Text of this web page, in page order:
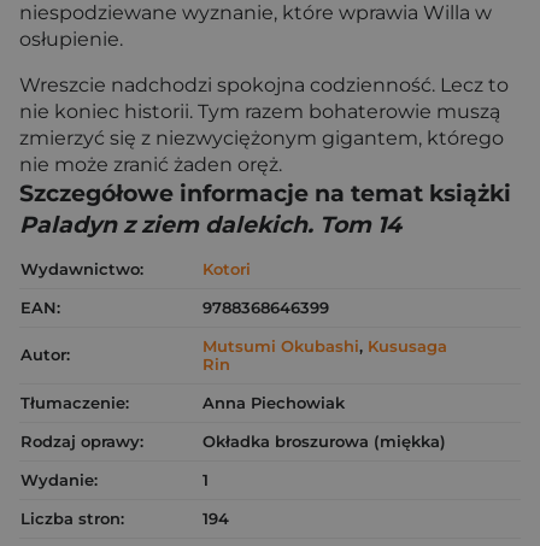
niespodziewane wyznanie, które wprawia Willa w
osłupienie.
Wreszcie nadchodzi spokojna codzienność. Lecz to
nie koniec historii. Tym razem bohaterowie muszą
zmierzyć się z niezwyciężonym gigantem, którego
nie może zranić żaden oręż.
Szczegółowe informacje na temat książki
Paladyn z ziem dalekich. Tom 14
Wydawnictwo:
Kotori
EAN:
9788368646399
Autor: Mutsumi Okubashi, Kususaga
Rin
Tłumaczenie:
Anna Piechowiak
Rodzaj oprawy:
Okładka broszurowa (miękka)
Wydanie:
1
Liczba stron:
194